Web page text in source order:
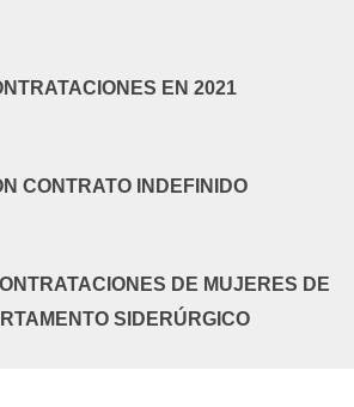
EN 2021
CONTRATO INDEFINIDO
DE MUJERES DE
SIDERÚRGICO